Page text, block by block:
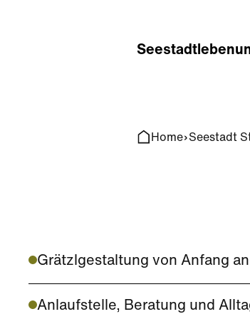
Seestadtleben
Home Seestadt
Grätzlgestaltung von Anfang an
Anlaufstelle, Beratung und